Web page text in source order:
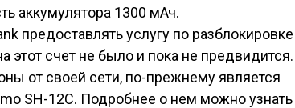
аккумулятора 1300 мАч.
предоставлять услугу по разблокировке
счет не было и пока не предвидится.
от своей сети, по-прежнему является
SH-12C. Подробнее о нем можно узнать